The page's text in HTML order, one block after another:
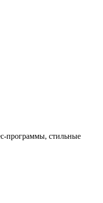
программы, стильные